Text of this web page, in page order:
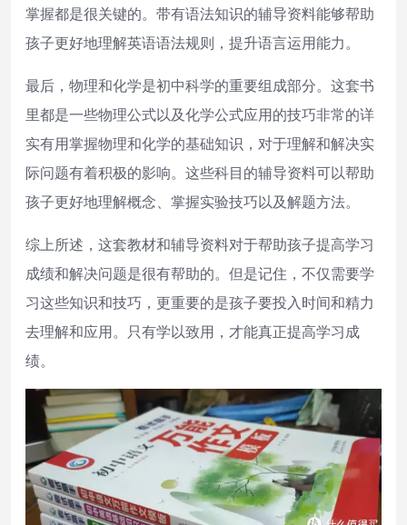
掌握都是很关键的。带有语法知识的辅导资料能够帮助
孩子更好地理解英语语法规则，提升语言运用能力。
最后，物理和化学是初中科学的重要组成部分。这套书
里都是一些物理公式以及化学公式应用的技巧非常的详
实有用掌握物理和化学的基础知识，对于理解和解决实
际问题有着积极的影响。这些科目的辅导资料可以帮助
孩子更好地理解概念、掌握实验技巧以及解题方法。
综上所述，这套教材和辅导资料对于帮助孩子提高学习
成绩和解决问题是很有帮助的。但是记住，不仅需要学
习这些知识和技巧，更重要的是孩子要投入时间和精力
去理解和应用。只有学以致用，才能真正提高学习成
绩。